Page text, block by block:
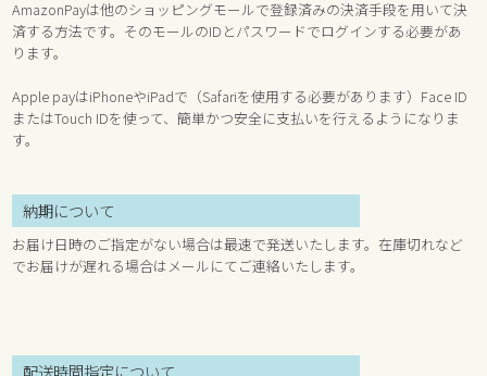
AmazonPayは他のショッピングモールで登録済みの決済手段を用いて決
済する方法です。そのモールのIDとパスワードでログインする必要があ
ります。
Apple payはiPhoneやiPadで（Safariを使用する必要があります）Face ID
またはTouch IDを使って、簡単かつ安全に支払いを行えるようになりま
す。
納期について
お届け日時のご指定がない場合は最速で発送いたします。在庫切れなど
でお届けが遅れる場合はメールにてご連絡いたします。
配送時間指定について